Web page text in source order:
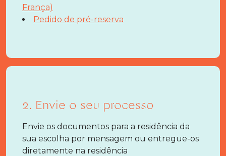
França)
Pedido de pré-reserva
2. Envie o seu processo
Envie os documentos para a residência da
sua escolha por mensagem ou entregue-os
diretamente na residência